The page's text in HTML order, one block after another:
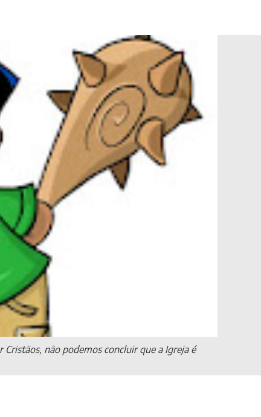
não podemos concluir que a Igreja é